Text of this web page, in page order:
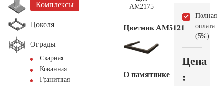
Комплексы
Цоколя
Ограды
Сварная
Кованная
Гранитная
Цветник АМ5121
О памятнике
Полная
оплата
(5%)
Цена
: